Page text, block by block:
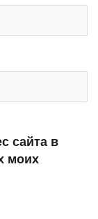
сайта в
моих